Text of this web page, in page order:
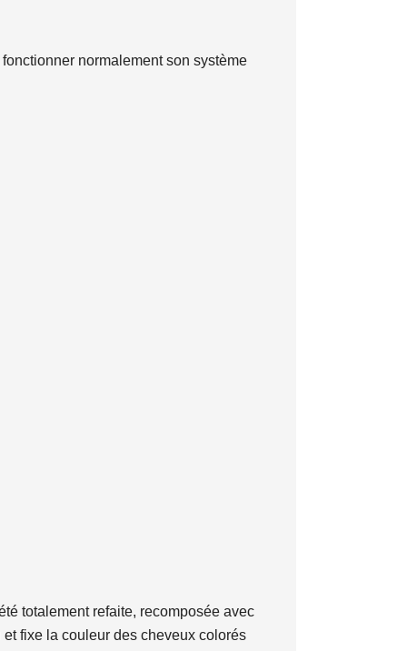
normalement son système
totalement refaite, recomposée avec
fixe la couleur des cheveux colorés